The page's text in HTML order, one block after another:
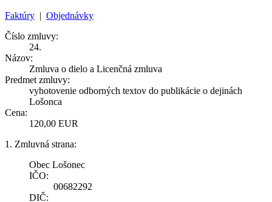
Faktúry | Objednávky
Číslo zmluvy:
24.
Názov:
Zmluva o dielo a Licenčná zmluva
Predmet zmluvy:
vyhotovenie odborných textov do publikácie o dejinách
Lošonca
Cena:
120,00 EUR
1. Zmluvná strana:
Obec Lošonec
IČO:
00682292
DIČ: